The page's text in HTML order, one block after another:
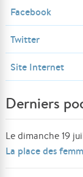
Facebook
Twitter
Site Internet
Derniers
Le dimanche 19
La place des